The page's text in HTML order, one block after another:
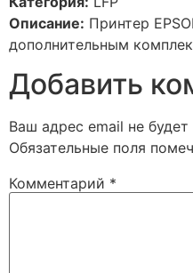
Описание: Принтер
дополнительным
Добавить
Ваш адрес email не будет
Обязательные поля
Комментарий *